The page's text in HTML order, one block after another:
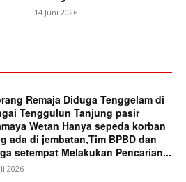
14 Juni 2026
Remaja Diduga Tenggelam di
Tenggulun Tanjung pasir
Wetan Hanya sepeda korban
ada di jembatan,Tim BPBD dan
setempat Melakukan Pencarian...
2026